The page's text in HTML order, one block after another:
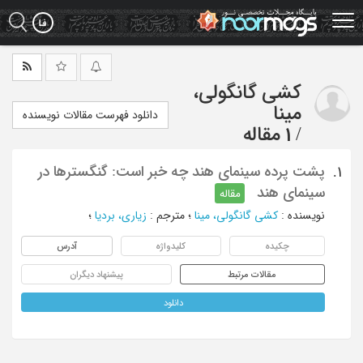
Skip
to
main
کشی گانگولی،
مینا
/ 1 مقاله
دانلود فهرست مقالات نویسنده
1.
پشت پرده سینمای هند چه خبر است: گنگسترها در
سینمای هند
مقاله
نویسنده : کشی گانگولی، مینا ؛ مترجم : زیاری، بردیا ؛
چکیده کلیدواژه آدرس
مقالات مرتبط پیشنهاد دیگران
دانلود